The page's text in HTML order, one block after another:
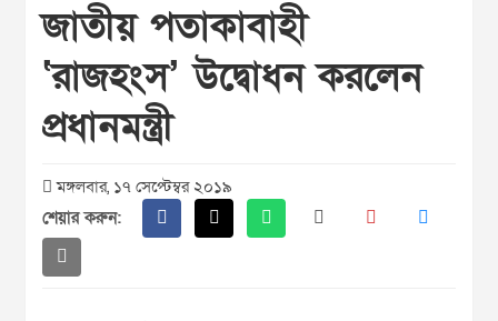
জাতীয় পতাকাবাহী
‘রাজহংস’ উদ্বোধন করলেন
প্রধানমন্ত্রী
মঙ্গলবার, ১৭ সেপ্টেম্বর ২০১৯
শেয়ার করুন: